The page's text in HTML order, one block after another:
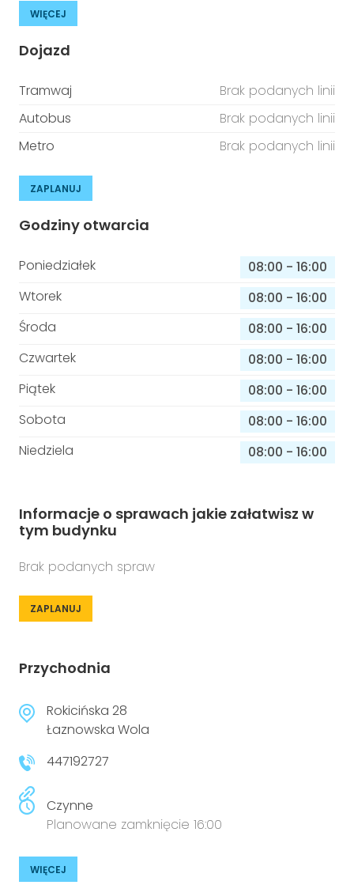
WIĘCEJ
Dojazd
Tramwaj
Brak podanych linii
Autobus
Brak podanych linii
Metro
Brak podanych linii
ZAPLANUJ
Godziny otwarcia
Poniedziałek 08:00 - 16:00
Wtorek
08:00 - 16:00
Środa
08:00 - 16:00
Czwartek
08:00 - 16:00
Piątek
08:00 - 16:00
Sobota
08:00 - 16:00
Niedziela
08:00 - 16:00
Informacje o sprawach jakie załatwisz w
tym budynku
Brak podanych spraw
ZAPLANUJ
Przychodnia
Rokicińska 28
Łaznowska Wola
447192727
Czynne
Planowane zamknięcie 16:00
WIĘCEJ